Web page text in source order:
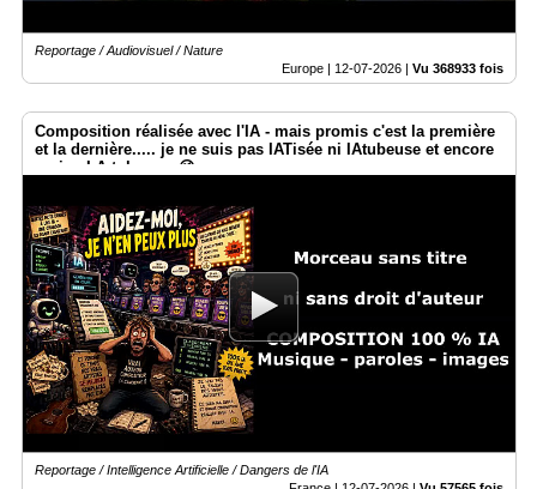
Reportage / Audiovisuel / Nature
Europe | 12-07-2026 | Vu 368933 fois
Composition réalisée avec l'IA - mais promis c'est la première
et la dernière..... je ne suis pas IATisée ni IAtubeuse et encore
moins I.A.tokeuse. 😉
Reportage / Intelligence Artificielle / Dangers de l'IA